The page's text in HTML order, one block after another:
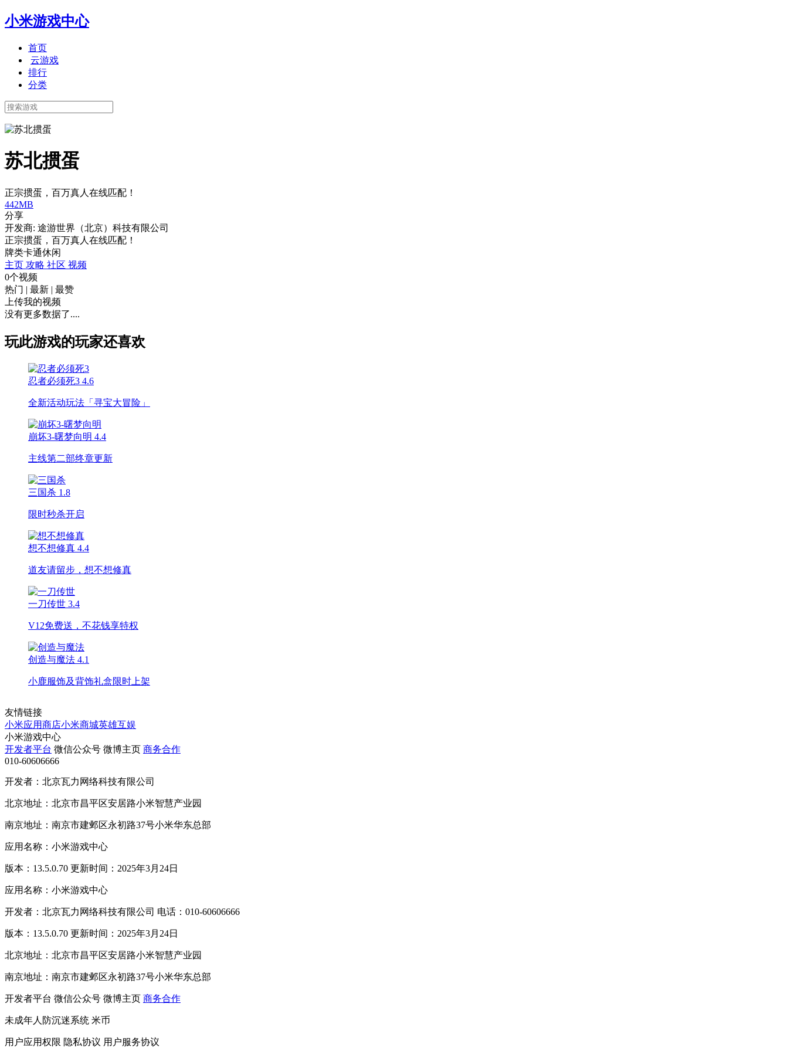
小米游戏中心
首页
云游戏
排行
分类
苏北掼蛋
正宗掼蛋，百万真人在线匹配！
442MB
分享
开发商: 途游世界（北京）科技有限公司
正宗掼蛋，百万真人在线匹配！
牌类卡通休闲
主页 攻略 社区 视频
0个视频
热门 | 最新 | 最赞
上传我的视频
没有更多数据了....
玩此游戏的玩家还喜欢
忍者必须死3 4.6
全新活动玩法「寻宝大冒险」
崩坏3-曙梦向明 4.4
主线第二部终章更新
三国杀 1.8
限时秒杀开启
想不想修真 4.4
道友请留步，想不想修真
一刀传世 3.4
V12免费送，不花钱享特权
创造与魔法 4.1
小鹿服饰及背饰礼盒限时上架
友情链接
小米应用商店小米商城英雄互娱
小米游戏中心
开发者平台 微信公众号 微博主页 商务合作
010-60606666
开发者：北京瓦力网络科技有限公司
北京地址：北京市昌平区安居路小米智慧产业园
南京地址：南京市建邺区永初路37号小米华东总部
应用名称：小米游戏中心
版本：13.5.0.70 更新时间：2025年3月24日
应用名称：小米游戏中心
开发者：北京瓦力网络科技有限公司 电话：010-60606666
版本：13.5.0.70 更新时间：2025年3月24日
北京地址：北京市昌平区安居路小米智慧产业园
南京地址：南京市建邺区永初路37号小米华东总部
开发者平台 微信公众号 微博主页 商务合作
未成年人防沉迷系统 米币
用户应用权限 隐私协议 用户服务协议